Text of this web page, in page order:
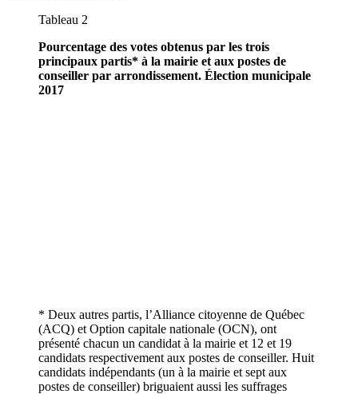
Tableau 2
Pourcentage des votes obtenus par les trois
principaux partis* à la mairie et aux postes de
conseiller par arrondissement. Élection municipale
2017
* Deux autres partis, l’Alliance citoyenne de Québec
(ACQ) et Option capitale nationale (OCN), ont
présenté chacun un candidat à la mairie et 12 et 19
candidats respectivement aux postes de conseiller. Huit
candidats indépendants (un à la mairie et sept aux
postes de conseiller) briguaient aussi les suffrages